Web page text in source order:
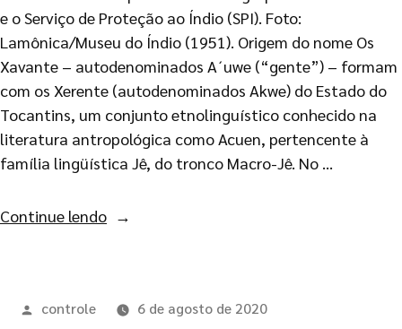
e o Serviço de Proteção ao Índio (SPI). Foto:
Lamônica/Museu do Índio (1951). Origem do nome Os
Xavante – autodenominados A´uwe (“gente”) – formam
com os Xerente (autodenominados Akwe) do Estado do
Tocantins, um conjunto etnolinguístico conhecido na
literatura antropológica como Acuen, pertencente à
família lingüística Jê, do tronco Macro-Jê. No …
Continue lendo
controle
6 de agosto de 2020